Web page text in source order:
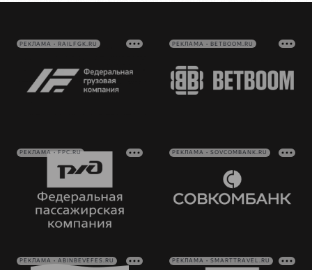
РЕКЛАМА • RAILFGK.RU РЕКЛАМА • BETBOOM.RU
РЕКЛАМА • FPC.RU РЕКЛАМА • SOVCOMBANK.RU
РЕКЛАМА • ABINBEVEFES.RU РЕКЛАМА • SMARTTRAVEL.RU